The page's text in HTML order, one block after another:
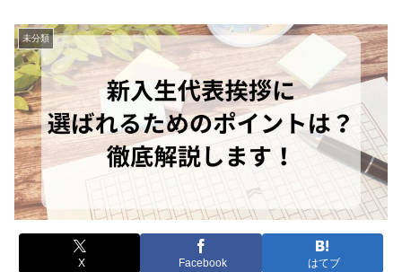
未分類
X Facebook はてブ